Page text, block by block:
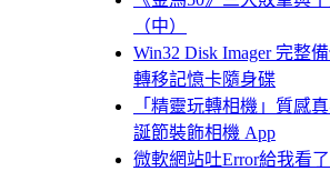
（中）
Win32 Disk Imager 完整
轉移記憶卡隨身碟
「精靈玩轉相機」質感
誕節裝飾相機 App
微軟網站吐Error給我看